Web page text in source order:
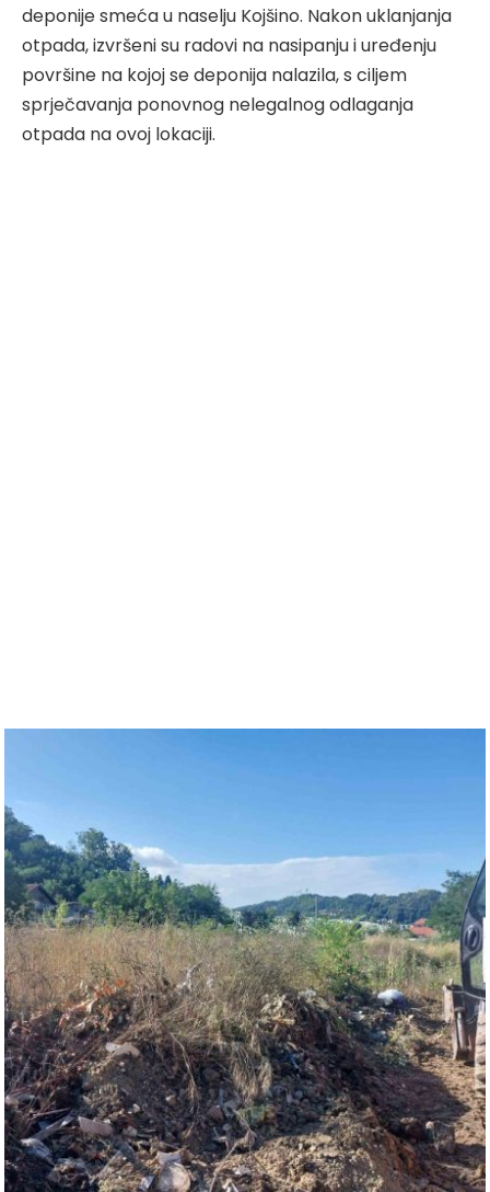
deponije smeća u naselju Kojšino. Nakon uklanjanja
otpada, izvršeni su radovi na nasipanju i uređenju
površine na kojoj se deponija nalazila, s ciljem
sprječavanja ponovnog nelegalnog odlaganja
otpada na ovoj lokaciji.